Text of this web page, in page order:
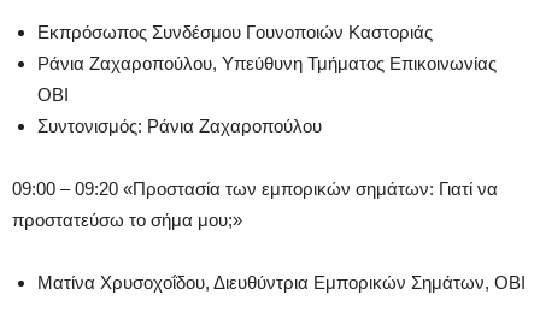
Εκπρόσωπος Συνδέσμου Γουνοποιών Καστοριάς
Ράνια Ζαχαροπούλου, Υπεύθυνη Τμήματος Επικοινωνίας
ΟΒΙ
Συντονισμός: Ράνια Ζαχαροπούλου
09:00 – 09:20 «Προστασία των εμπορικών σημάτων: Γιατί να
προστατεύσω το σήμα μου;»
Ματίνα Χρυσοχοΐδου, Διευθύντρια Εμπορικών Σημάτων, ΟΒΙ